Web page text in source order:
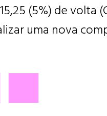
(5%) de volta
uma nova